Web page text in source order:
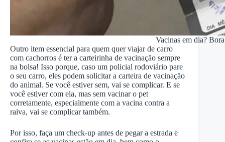
Vacinas em dia?
Outro item essencial para quem quer viajar de carro
com cachorros é ter a carteirinha de vacinação sempre
na bolsa! Isso porque, caso um policial rodoviário pare
o seu carro, eles podem solicitar a carteira de vacinação
do animal. Se você estiver sem, vai se complicar. E se
você estiver com ela, mas sem vacinar o pet
corretamente, especialmente com a vacina contra a
raiva, vai se complicar também.
Por isso, faça um check-up antes de pegar a estrada e